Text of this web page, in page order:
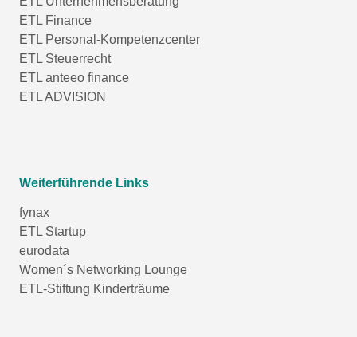
ETL Finance
ETL Personal-Kompetenzcenter
ETL Steuerrecht
ETL anteeo finance
ETL ADVISION
Weiterführende Links
fynax
ETL Startup
eurodata
Women´s Networking Lounge
ETL-Stiftung Kinderträume